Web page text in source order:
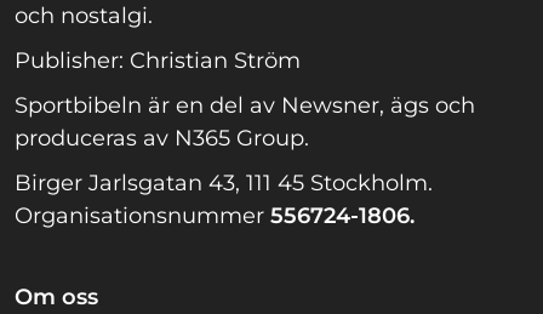
och nostalgi.
Publisher: Christian Ström
Sportbibeln är en del av Newsner, ägs och
produceras av N365 Group.
Birger Jarlsgatan 43, 111 45 Stockholm.
Organisationsnummer 556724-1806.
Om oss